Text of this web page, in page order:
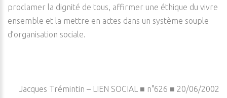
proclamer la dignité de tous, affirmer une éthique du vivre
ensemble et la mettre en actes dans un système souple
d’organisation sociale.
Jacques Trémintin – LIEN SOCIAL ■ n°626 ■ 20/06/2002